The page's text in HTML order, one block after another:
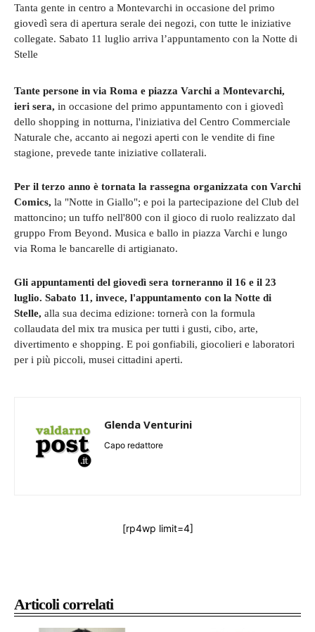
Articoli correlati
Tanta gente in centro a Montevarchi in occasione del primo
giovedì sera di apertura serale dei negozi, con tutte le iniziative
collegate. Sabato 11 luglio arriva l’appuntamento con la Notte di
Stelle
Tante persone in via Roma e piazza Varchi a Montevarchi,
ieri sera, in occasione del primo appuntamento con i giovedì
dello shopping in notturna, l'iniziativa del Centro Commerciale
Naturale che, accanto ai negozi aperti con le vendite di fine
stagione, prevede tante iniziative collaterali.
Per il terzo anno è tornata la rassegna organizzata con Varchi
Comics, la "Notte in Giallo"; e poi la partecipazione del Club del
mattoncino; un tuffo nell'800 con il gioco di ruolo realizzato dal
gruppo From Beyond. Musica e ballo in piazza Varchi e lungo
via Roma le bancarelle di artigianato.
Gli appuntamenti del giovedì sera torneranno il 16 e il 23
luglio. Sabato 11, invece, l'appuntamento con la Notte di
Stelle, alla sua decima edizione: tornerà con la formula
collaudata del mix tra musica per tutti i gusti, cibo, arte,
divertimento e shopping. E poi gonfiabili, giocolieri e laboratori
per i più piccoli, musei cittadini aperti.
Glenda Venturini
Capo redattore
[rp4wp limit=4]